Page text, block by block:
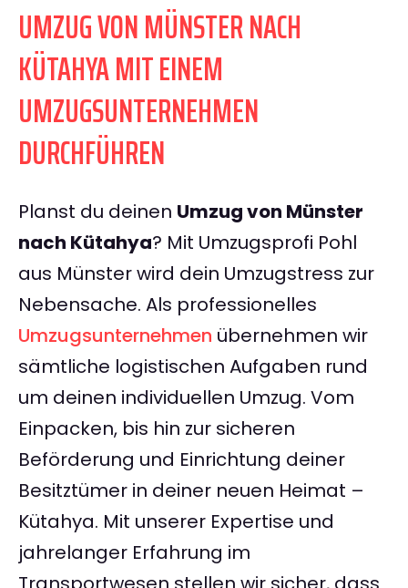
UMZUG VON MÜNSTER NACH
KÜTAHYA MIT EINEM
UMZUGSUNTERNEHMEN
DURCHFÜHREN
Planst du deinen Umzug von Münster
nach Kütahya? Mit Umzugsprofi Pohl
aus Münster wird dein Umzugstress zur
Nebensache. Als professionelles
Umzugsunternehmen übernehmen wir
sämtliche logistischen Aufgaben rund
um deinen individuellen Umzug. Vom
Einpacken, bis hin zur sicheren
Beförderung und Einrichtung deiner
Besitztümer in deiner neuen Heimat –
Kütahya. Mit unserer Expertise und
jahrelanger Erfahrung im